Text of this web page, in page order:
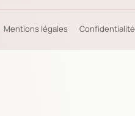
Mentions légales Confidentialité